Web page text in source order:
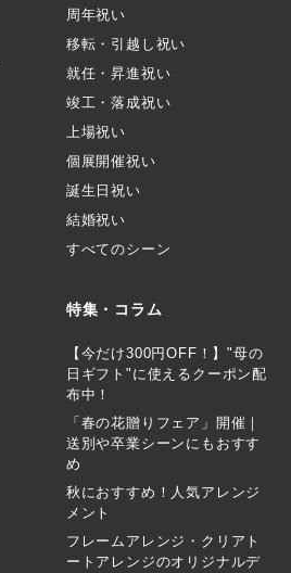
周年祝い
移転・引越し祝い
就任・昇進祝い
竣工・落成祝い
上場祝い
個展開催祝い
誕生日祝い
結婚祝い
すべてのシーン
特集・コラム
【今だけ300円OFF！】"母の
日ギフト"に使えるクーポン配
布中！
「春の花贈りフェア」開催｜
送別や卒業シーンにもおすす
め
秋におすすめ！人気アレンジ
メント
フレームアレンジ・クリアト
ートアレンジのオリジナルデ